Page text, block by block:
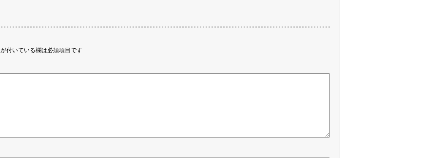
が付いている欄は必須項目です